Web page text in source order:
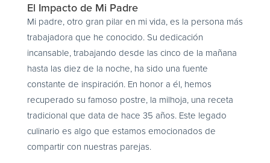
El Impacto de Mi Padre
Mi padre, otro gran pilar en mi vida, es la persona más
trabajadora que he conocido. Su dedicación
incansable, trabajando desde las cinco de la mañana
hasta las diez de la noche, ha sido una fuente
constante de inspiración. En honor a él, hemos
recuperado su famoso postre, la milhoja, una receta
tradicional que data de hace 35 años. Este legado
culinario es algo que estamos emocionados de
compartir con nuestras parejas.